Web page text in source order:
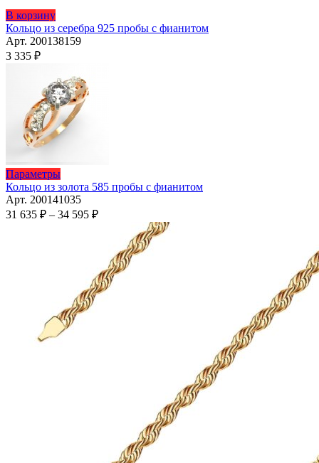
В корзинуЭтот
товар
имеет
Опции
можно
выбрать
на
странице
товара.
Кольцо из серебра 925 пробы с фианитом
Арт. 200138159
3 335 ₽
ПараметрыЭтот
товар
имеет
несколько
странице
товара.
Кольцо из золота 585 пробы с фианитом
Арт. 200141035
31 635 ₽ – 34 595 ₽Диапазон
635 ₽
34
595 ₽